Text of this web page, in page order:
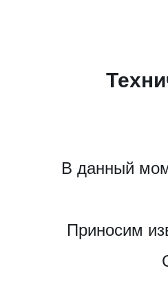
В данный
Приносим